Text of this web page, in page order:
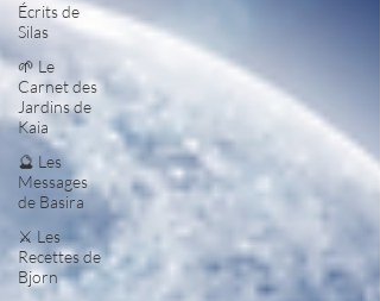
Écrits de
Silas
🌱 Le
Carnet des
Jardins de
Kaia
🔮 Les
Messages
de Basira
⚔️ Les
Recettes de
Bjorn